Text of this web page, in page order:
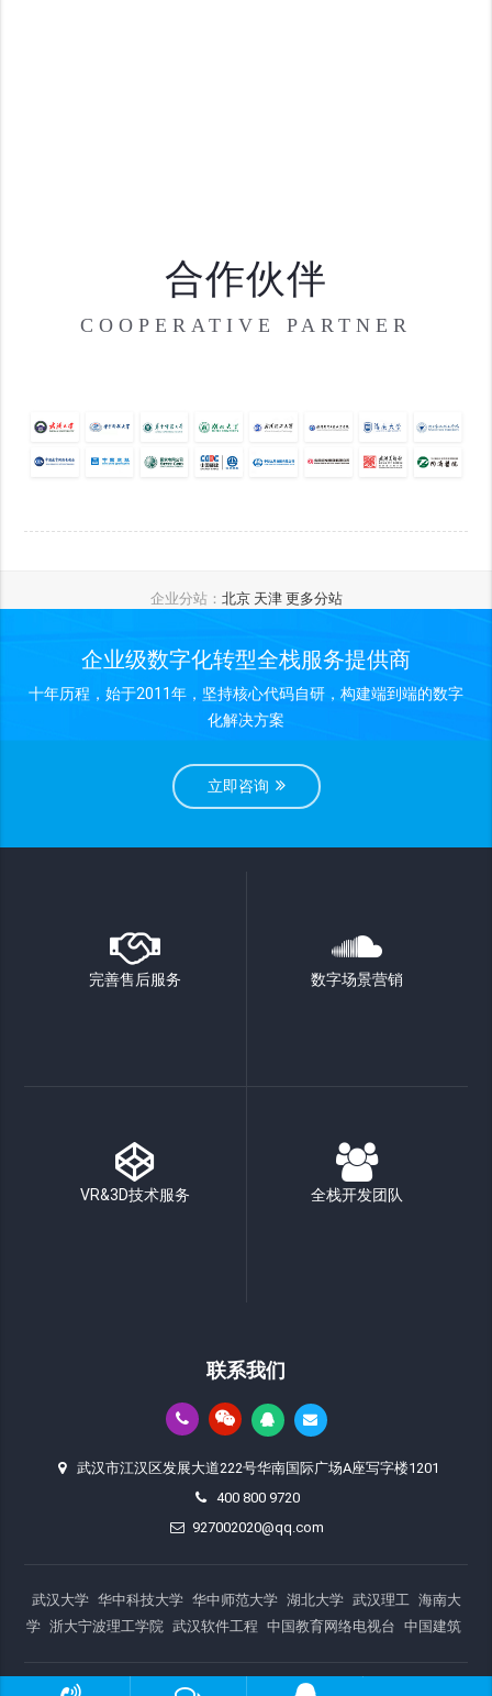
合作伙伴
COOPERATIVE PARTNER
企业分站： 北京 天津 更多分站
企业级数字化转型全栈服务提供商
十年历程，始于2011年，坚持核心代码自研，构建端到端的数字
化解决方案
立即咨询
完善售后服务 数字场景营销
VR&3D技术服务 全栈开发团队
联系我们
武汉市江汉区发展大道222号华南国际广场A座写字楼1201
400 800 9720
927002020@qq.com
武汉大学 华中科技大学 华中师范大学 湖北大学 武汉理工 海南大
学 浙大宁波理工学院 武汉软件工程 中国教育网络电视台 中国建筑